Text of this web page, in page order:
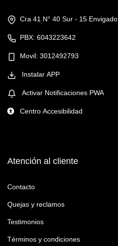
Cra 41 N° 40 Sur - 15 Envigado
PBX: 6043223642
Movil: 3012492793
Instalar APP
Activar Notificaciones PWA
Centro Accesibilidad
Atención al cliente
Contacto
Quejas y reclamos
Testimonios
Términos y condiciones